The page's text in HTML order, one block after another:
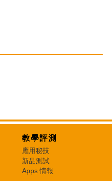
教學評測
應用秘技
新品測試
Apps 情報